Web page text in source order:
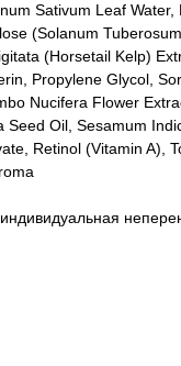
Sativum Leaf
(Solanum
(Horsetail Kelp)
Propylene Glycol,
Nucifera Flower
Seed Oil, Sesamum
Retinol (Vitamin A),